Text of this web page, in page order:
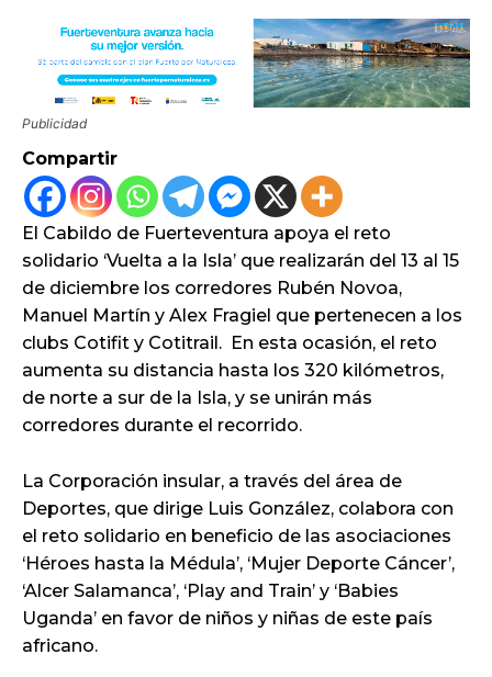
Publicidad
Compartir
El Cabildo de Fuerteventura apoya el reto
solidario ‘Vuelta a la Isla’ que realizarán del 13 al 15
de diciembre los corredores Rubén Novoa,
Manuel Martín y Alex Fragiel que pertenecen a los
clubs Cotifit y Cotitrail. En esta ocasión, el reto
aumenta su distancia hasta los 320 kilómetros,
de norte a sur de la Isla, y se unirán más
corredores durante el recorrido.
La Corporación insular, a través del área de
Deportes, que dirige Luis González, colabora con
el reto solidario en beneficio de las asociaciones
‘Héroes hasta la Médula’, ‘Mujer Deporte Cáncer’,
‘Alcer Salamanca’, ‘Play and Train’ y ‘Babies
Uganda’ en favor de niños y niñas de este país
africano.